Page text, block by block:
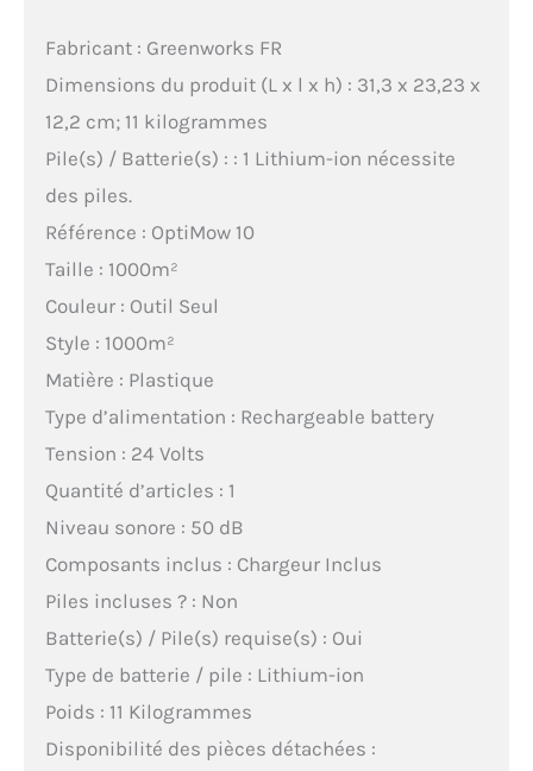
Fabricant : Greenworks FR
Dimensions du produit (L x l x h) : 31,3 x 23,23 x
12,2 cm; 11 kilogrammes
Pile(s) / Batterie(s) : : 1 Lithium-ion nécessite
des piles.
Référence : OptiMow 10
Taille : 1000m²
Couleur : Outil Seul
Style : 1000m²
Matière : Plastique
Type d’alimentation : Rechargeable battery
Tension : 24 Volts
Quantité d’articles : 1
Niveau sonore : 50 dB
Composants inclus : Chargeur Inclus
Piles incluses ? : Non
Batterie(s) / Pile(s) requise(s) : Oui
Type de batterie / pile : Lithium-ion
Poids : 11 Kilogrammes
Disponibilité des pièces détachées :